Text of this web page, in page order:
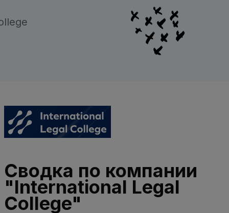
Сводка по компании
"International Legal
College"